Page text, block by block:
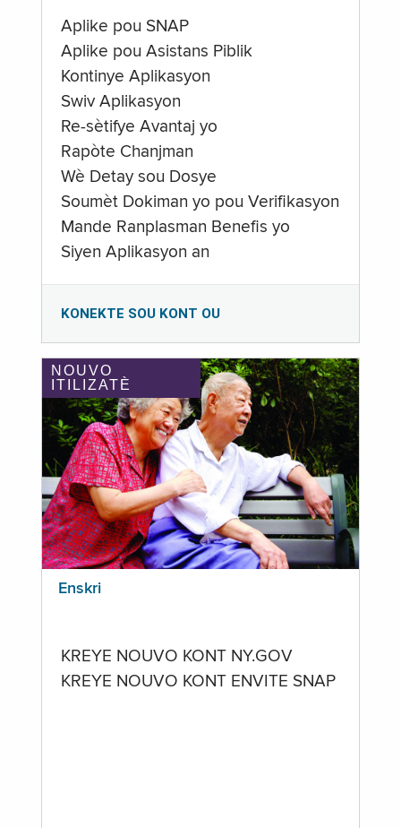
Aplike pou SNAP
Aplike pou Asistans Piblik
Kontinye Aplikasyon
Swiv Aplikasyon
Re-sètifye Avantaj yo
Rapòte Chanjman
Wè Detay sou Dosye
Soumèt Dokiman yo pou Verifikasyon
Mande Ranplasman Benefis yo
Siyen Aplikasyon an
KONEKTE SOU KONT OU
NOUVO
ITILIZATÈ
Enskri
KREYE NOUVO KONT NY.GOV
KREYE NOUVO KONT ENVITE SNAP